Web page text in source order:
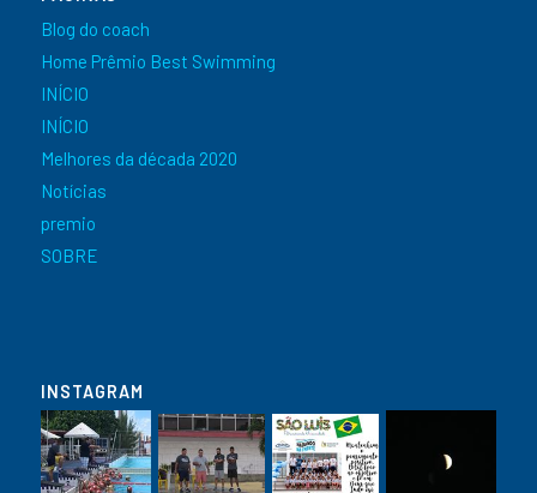
Blog do coach
Home Prêmio Best Swimming
INÍCIO
INÍCIO
Melhores da década 2020
Notícias
premio
SOBRE
INSTAGRAM